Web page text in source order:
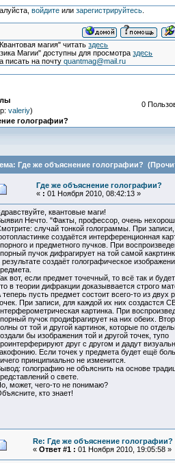
войдитеили зарегистрируйтесь.
магия" читатьздесь
Магии" доступны для просмотраздесь
писать на почтуquantmag@mail.ru
valeriy)
голографии?
0
Где же объяснение голографии?
Где же объяснение голографии?
« : 01 Ноября 2010, 08:42:13 »
квантовые маги!
Нечто. "Факты, профессор, очень
случай тонкой голограммы. При
создаётся интерференционная
и предметного пучков. При
пучок дифрагирует на той самой
результате создаёт голографическое
вот, если предмет точечный, то всё так и
в теории дифракции доказыввается строго
теперь пусть предмет состоит всего-то из двух
При записи, для каждой их них создастся
картинка. При
пучок продифрагирует на них обеих.
от той и другой картинок, которые по
бы изображения той и другой точек, тупо
друг с другом и дадут
Если точек у предмета будет ещё
принципиально не изменится.
голографию не объяснить на основе
о свете.
может, чего-то не понимаю?
кто знает!
Re: Где же объяснение голографии?
« Ответ #1 : 01 Ноября 2010, 19:05:58 »